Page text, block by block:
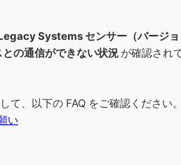
Systems センサー（バージ
の通信ができない状況 が確認され
、以下の FAQ をご確認ください。
い